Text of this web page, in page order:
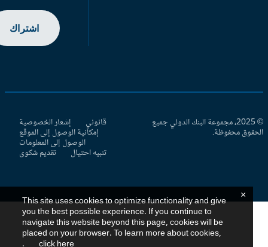
اشتراك
© 2025، مجموعة البنك الدولي جميع
محفوظة.
قانوني إشعار الخصوصية
إمكانية الوصول إلى الموقع
الوصول إلى المعلومات
تنبيه احتيال تقديم شكوى
This site uses cookies to optimize functionality and give
you the best possible experience. If you continue to
navigate this website beyond this page, cookies will be
placed on your browser. To learn more about cookies,